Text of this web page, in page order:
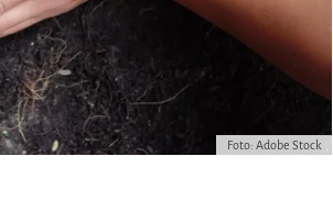
Foto: Adobe Stock